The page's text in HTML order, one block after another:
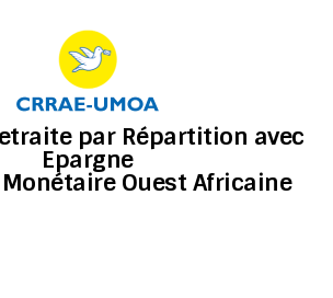
par Répartition avec
Epargne
Ouest Africaine